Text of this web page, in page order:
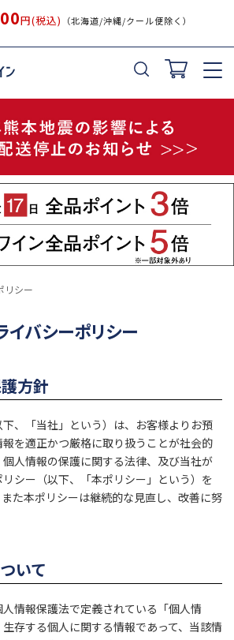
円(税込) （北海道/沖縄/クール便除く）
リシー
イバシーポリシー
方針
、「当社」という）は、お客様よりお預
を適正かつ厳格に取り扱うことが社会的
人情報の保護に関する法律、及び当社が
シー（以下、「本ポリシー」という）を
た本ポリシーは継続的な見直し、改善に努
いて
人情報保護法で定義されている「個人情
存する個人に関する情報であって、当該情